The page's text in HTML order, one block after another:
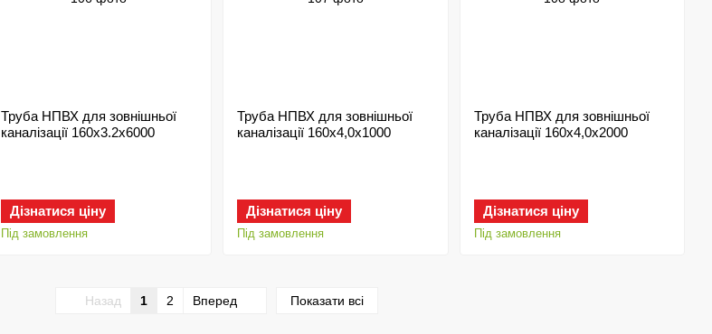
Труба НПВХ для зовнішньої
каналізації 160х3.2x6000
Дізнатися ціну
Під замовлення
Труба НПВХ для зовнішньої
каналізації 160х4,0x1000
Дізнатися ціну
Під замовлення
Труба НПВХ для зовнішньої
каналізації 160х4,0x2000
Дізнатися ціну
Під замовлення
Назад 1 2 Вперед Показати всі